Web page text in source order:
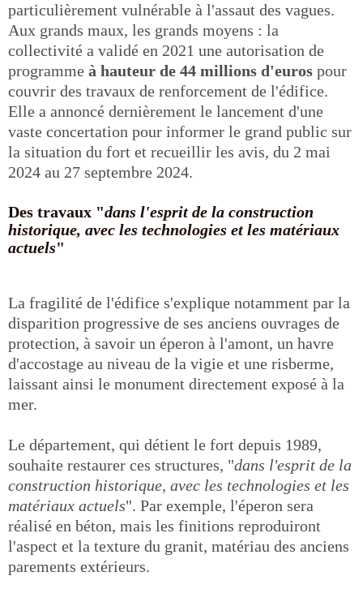
particulièrement vulnérable à l'assaut des vagues.
Aux grands maux, les grands moyens : la
collectivité a validé en 2021 une autorisation de
programme à hauteur de 44 millions d'euros pour
couvrir des travaux de renforcement de l'édifice.
Elle a annoncé dernièrement le lancement d'une
vaste concertation pour informer le grand public sur
la situation du fort et recueillir les avis, du 2 mai
2024 au 27 septembre 2024.
Des travaux "dans l'esprit de la construction
historique, avec les technologies et les matériaux
actuels"
La fragilité de l'édifice s'explique notamment par la
disparition progressive de ses anciens ouvrages de
protection, à savoir un éperon à l'amont, un havre
d'accostage au niveau de la vigie et une risberme,
laissant ainsi le monument directement exposé à la
mer.
Le département, qui détient le fort depuis 1989,
souhaite restaurer ces structures, "dans l'esprit de la
construction historique, avec les technologies et les
matériaux actuels". Par exemple, l'éperon sera
réalisé en béton, mais les finitions reproduiront
l'aspect et la texture du granit, matériau des anciens
parements extérieurs.